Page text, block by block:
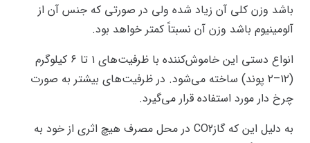
باشد وزن کلی آن زیاد شده ولی در صورتی که جنس آن از
آلومینیوم باشد وزن آن نسبتاً کمتر خواهد بود.
انواع دستی این خاموش‌کننده با ظرفیت‌های ۱ تا ۶ کیلوگرم
(۱۲–۲ پوند) ساخته می‌شود. در ظرفیت‌های بیشتر به صورت
چرخ دار مورد استفاده قرار می‌گیرد.
به دلیل این که گازCO2 در محل مصرف هیچ اثری از خود به